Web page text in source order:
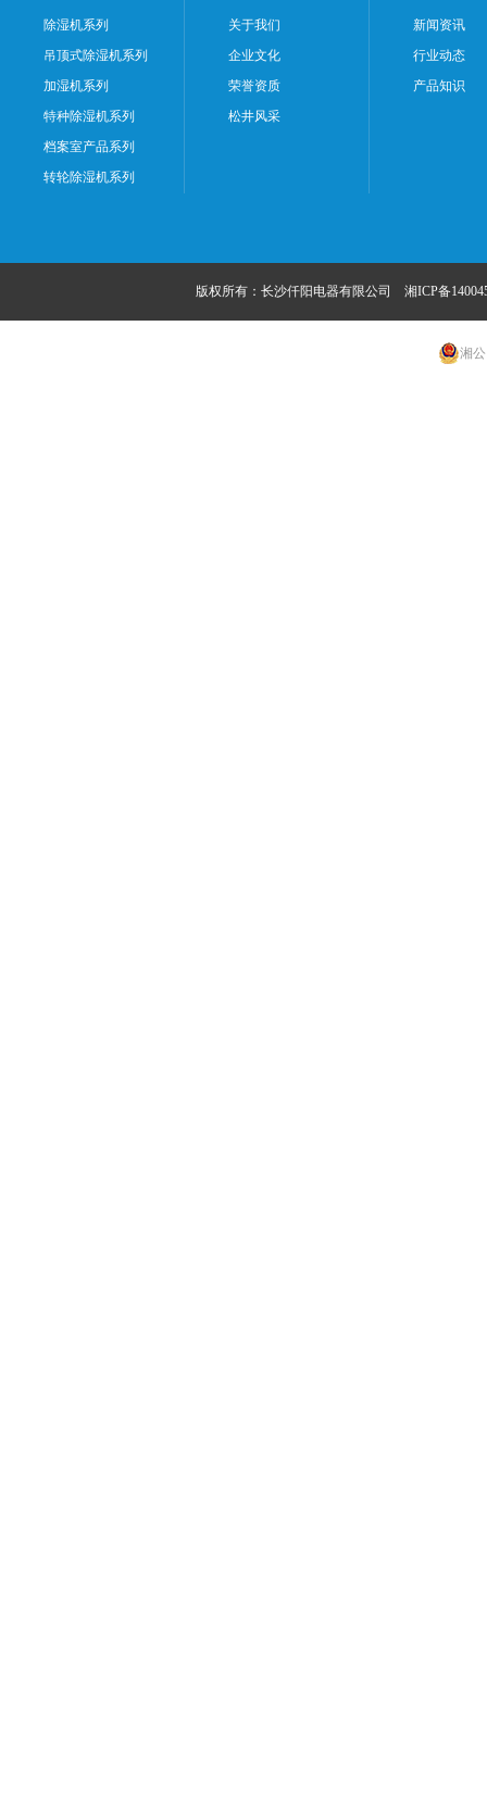
除湿机系列
吊顶式除湿机系列
加湿机系列
特种除湿机系列
档案室产品系列
转轮除湿机系列
关于我们
企业文化
荣誉资质
松井风采
新闻资讯
行业动态
产品知识
版权所有：长沙仟阳电器有限公司 湘ICP备
湘公